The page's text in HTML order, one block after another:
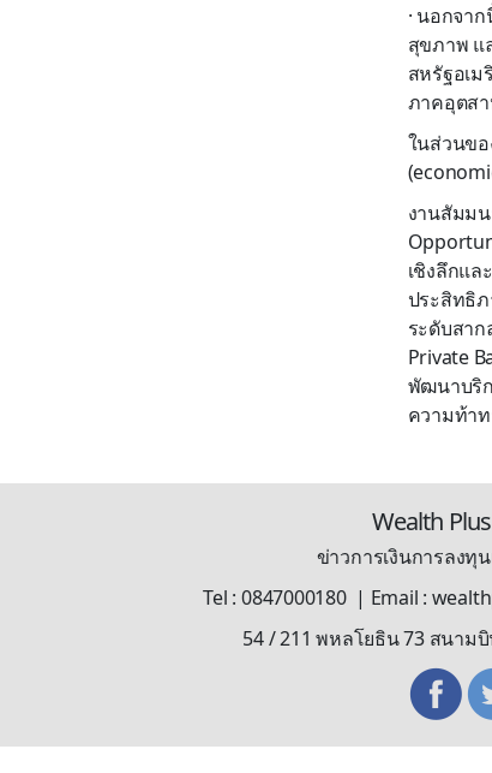
· นอกจา
สุขภาพ แ
สหรัฐอเม
ภาคอุตสา
ในส่วนขอ
งานสัมม
เชิงลึกแ
ประสิทธิ
ระดับสาก
Private
พัฒนาบริ
ความท้า
Wealth
ข่าวการเงินการลงทุ
Tel : 0847000180 | Email :
54 / 211 พหลโยธิน 73 สนาม